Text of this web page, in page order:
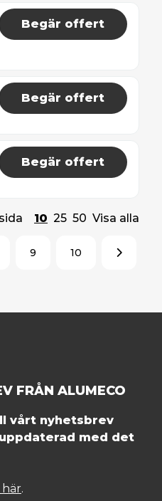
Begär offert
Begär offert
Begär offert
10 25 50 Visa alla
9 10
FRÅN ALUMECO
vårt nyhetsbrev
med det
här.